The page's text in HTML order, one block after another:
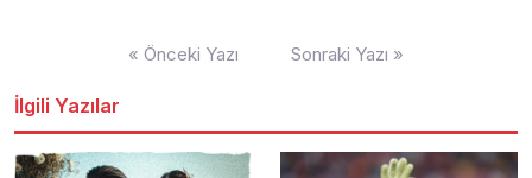
« Önceki Yazı Sonraki Yazı »
İlgili Yazılar